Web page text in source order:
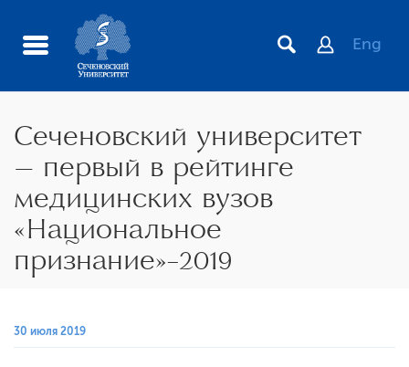
Eng
Сеченовский университет
– первый в рейтинге
медицинских вузов
«Национальное
признание»-2019
30 июля 2019